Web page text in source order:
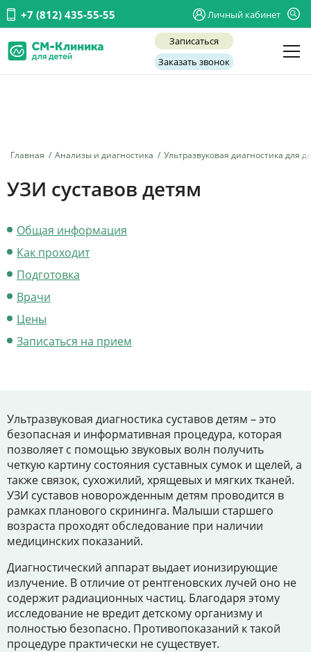
+7 (812) 435-55-55 Личный кабинет
Записаться
Заказать звонок
Главная Анализы и диагностика Ультразвуковая диагностика для
УЗИ суставов детям
Общая информация
Как проходит
Подготовка
Врачи
Цены
Записаться на прием
Ультразвуковая диагностика суставов детям – это
безопасная и информативная процедура, которая
позволяет с помощью звуковых волн получить
четкую картину состояния суставных сумок и щелей, а
также связок, сухожилий, хрящевых и мягких тканей.
УЗИ суставов новорожденным детям проводится в
рамках планового скрининга. Малыши старшего
возраста проходят обследование при наличии
медицинских показаний.
Диагностический аппарат выдает ионизирующие
излучение. В отличие от рентгеновских лучей оно не
содержит радиационных частиц. Благодаря этому
исследование не вредит детскому организму и
полностью безопасно. Противопоказаний к такой
процедуре практически не существует.
Услуги
Заболевания
О нас
Акции
Контакты
+7 (812) 435-55-55
Записаться на приём